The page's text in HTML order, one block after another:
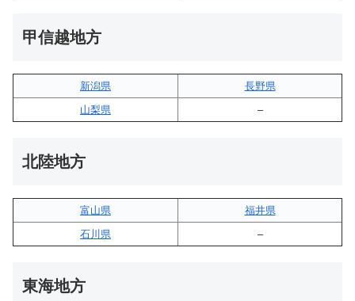
甲信越地方
新潟県
長野県
山梨県
–
北陸地方
富山県
福井県
石川県
–
東海地方